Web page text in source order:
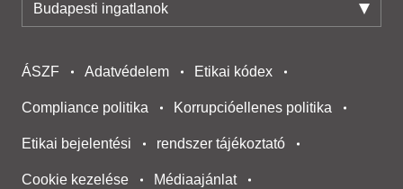
Budapesti ingatlanok
ÁSZF Adatvédelem Etikai kódex
Compliance politika Korrupcióellenes politika
Etikai bejelentési rendszer tájékoztató
Cookie kezelése Médiaajánlat